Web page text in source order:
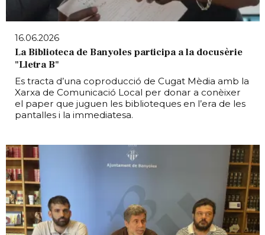
16.06.2026
La Biblioteca de Banyoles participa a la docusèrie
"Lletra B"
Es tracta d’una coproducció de Cugat Mèdia amb la
Xarxa de Comunicació Local per donar a conèixer
el paper que juguen les biblioteques en l’era de les
pantalles i la immediatesa.